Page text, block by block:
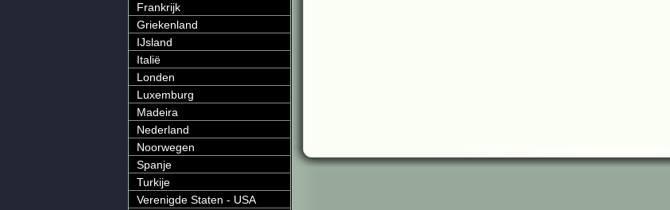
Frankrijk
Griekenland
IJsland
Italië
Londen
Luxemburg
Madeira
Nederland
Noorwegen
Spanje
Turkije
Verenigde Staten - USA